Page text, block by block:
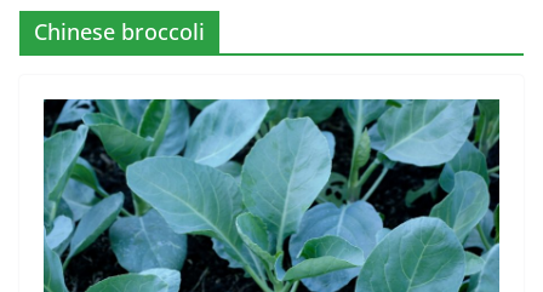
Chinese broccoli